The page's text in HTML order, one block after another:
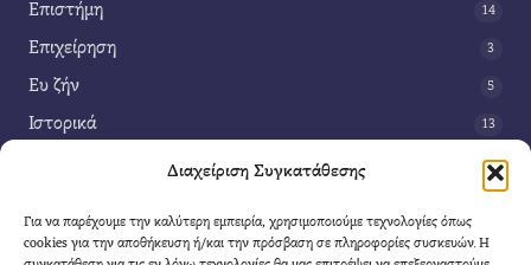
Διαχείριση Συγκατάθεσης
Για να παρέχουμε την καλύτερη εμπειρία, χρησιμοποιούμε τεχνολογίες όπως
cookies για την αποθήκευση ή/και την πρόσβαση σε πληροφορίες συσκευών. Η
Επιστήμη 14
Επιχείρηση 3
Ευ ζήν 5
Ιστορικά 13
42
Τέχνη 3